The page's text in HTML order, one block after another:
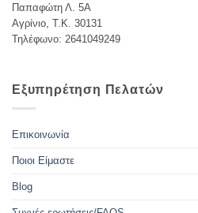
Παπαφώτη Λ. 5Α
Αγρίνιο, Τ.Κ. 30131
Τηλέφωνο: 2641049249
Εξυπηρέτηση Πελατών
Επικοινωνία
Ποιοι Είμαστε
Blog